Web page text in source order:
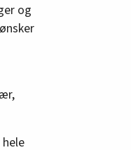
og